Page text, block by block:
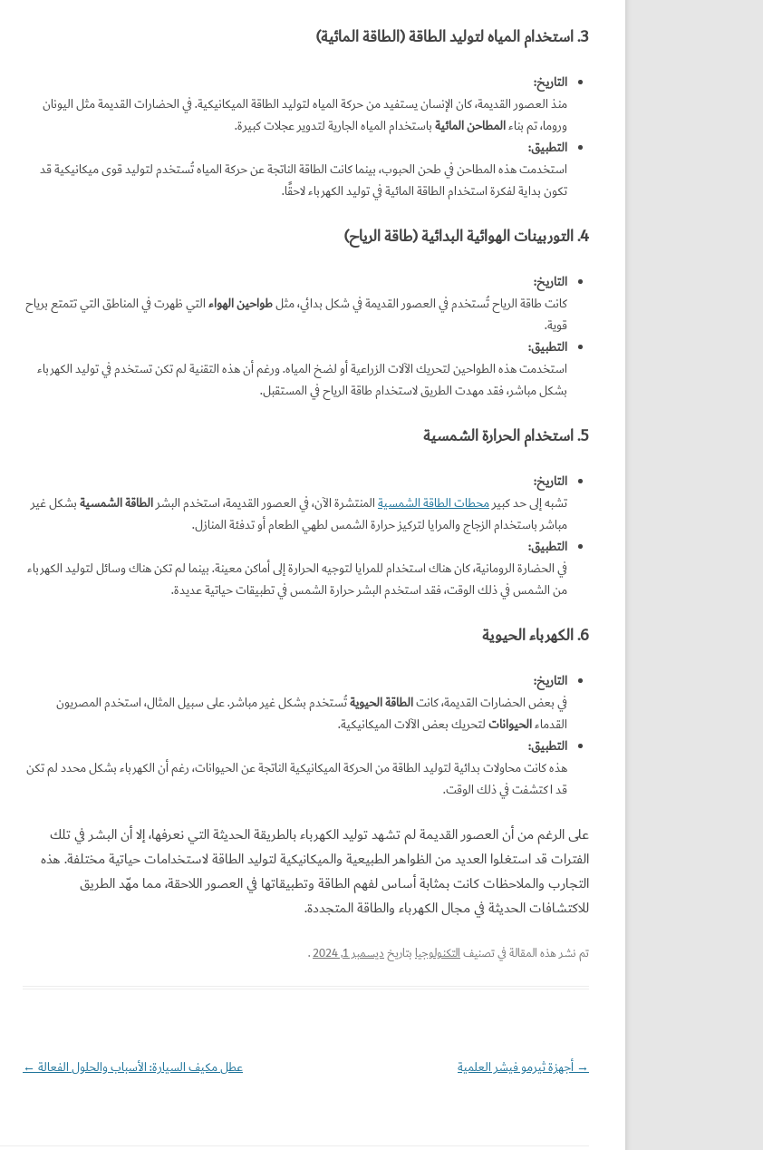
3. استخدام المياه لتوليد الطاقة (الطاقة المائية)
التاريخ:
منذ العصور القديمة، كان الإنسان يستفيد من حركة المياه لتوليد الطاقة الميكانيكية. في الحضارات القديمة مثل اليونان
وروما، تم بناءالمطاحن المائيةباستخدام المياه الجارية لتدوير عجلات كبيرة.
التطبيق:
استخدمت هذه المطاحن في طحن الحبوب، بينما كانت الطاقة الناتجة عن حركة المياه تُستخدم لتوليد قوى ميكانيكية قد
تكون بداية لفكرة استخدام الطاقة المائية في توليد الكهرباء لاحقًا.
4. التوربينات الهوائية البدائية (طاقة الرياح)
التاريخ:
كانت طاقة الرياح تُستخدم في العصور القديمة في شكل بدائي، مثلطواحين الهواءالتي ظهرت في المناطق التي تتمتع برياح
قوية.
التطبيق:
استخدمت هذه الطواحين لتحريك الآلات الزراعية أو لضخ المياه. ورغم أن هذه التقنية لم تكن تستخدم في توليد الكهرباء
بشكل مباشر، فقد مهدت الطريق لاستخدام طاقة الرياح في المستقبل.
5. استخدام الحرارة الشمسية
التاريخ:
تشبه إلى حد كبيرمحطات الطاقة الشمسيةالمنتشرة الآن، في العصور القديمة، استخدم البشرالطاقة الشمسيةبشكل غير
مباشر باستخدام الزجاج والمرايا لتركيز حرارة الشمس لطهي الطعام أو تدفئة المنازل.
التطبيق:
في الحضارة الرومانية، كان هناك استخدام للمرايا لتوجيه الحرارة إلى أماكن معينة. بينما لم تكن هناك وسائل لتوليد الكهرباء
من الشمس في ذلك الوقت، فقد استخدم البشر حرارة الشمس في تطبيقات حياتية عديدة.
6. الكهرباء الحيوية
التاريخ:
في بعض الحضارات القديمة، كانتالطاقة الحيويةتُستخدم بشكل غير مباشر. على سبيل المثال، استخدم المصريون
القدماءالحيواناتلتحريك بعض الآلات الميكانيكية.
التطبيق:
هذه كانت محاولات بدائية لتوليد الطاقة من الحركة الميكانيكية الناتجة عن الحيوانات، رغم أن الكهرباء بشكل محدد لم تكن
قد اكتشفت في ذلك الوقت.
على الرغم من أن العصور القديمة لم تشهد توليد الكهرباء بالطريقة الحديثة التي نعرفها، إلا أن البشر في تلك
الفترات قد استغلوا العديد من الظواهر الطبيعية والميكانيكية لتوليد الطاقة لاستخدامات حياتية مختلفة. هذه
التجارب والملاحظات كانت بمثابة أساس لفهم الطاقة وتطبيقاتها في العصور اللاحقة، مما مهّد الطريق
للاكتشافات الحديثة في مجال الكهرباء والطاقة المتجددة.
تم نشر هذه المقالة في تصنيفالتكنولوجيابتاريخديسمبر 1, 2024 .
تصفّح
→أجهزة ثيرمو فيشر العلمية عطل مكيف السيارة: الأسباب والحلول الفعالة←